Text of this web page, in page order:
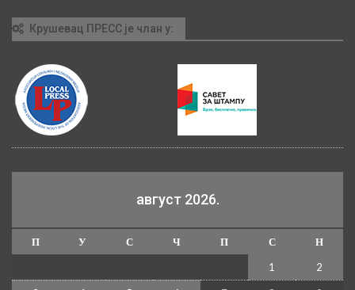
Крушевац ПРЕСС је члан у:
август 2026.
П У С Ч П С
Н
1
2